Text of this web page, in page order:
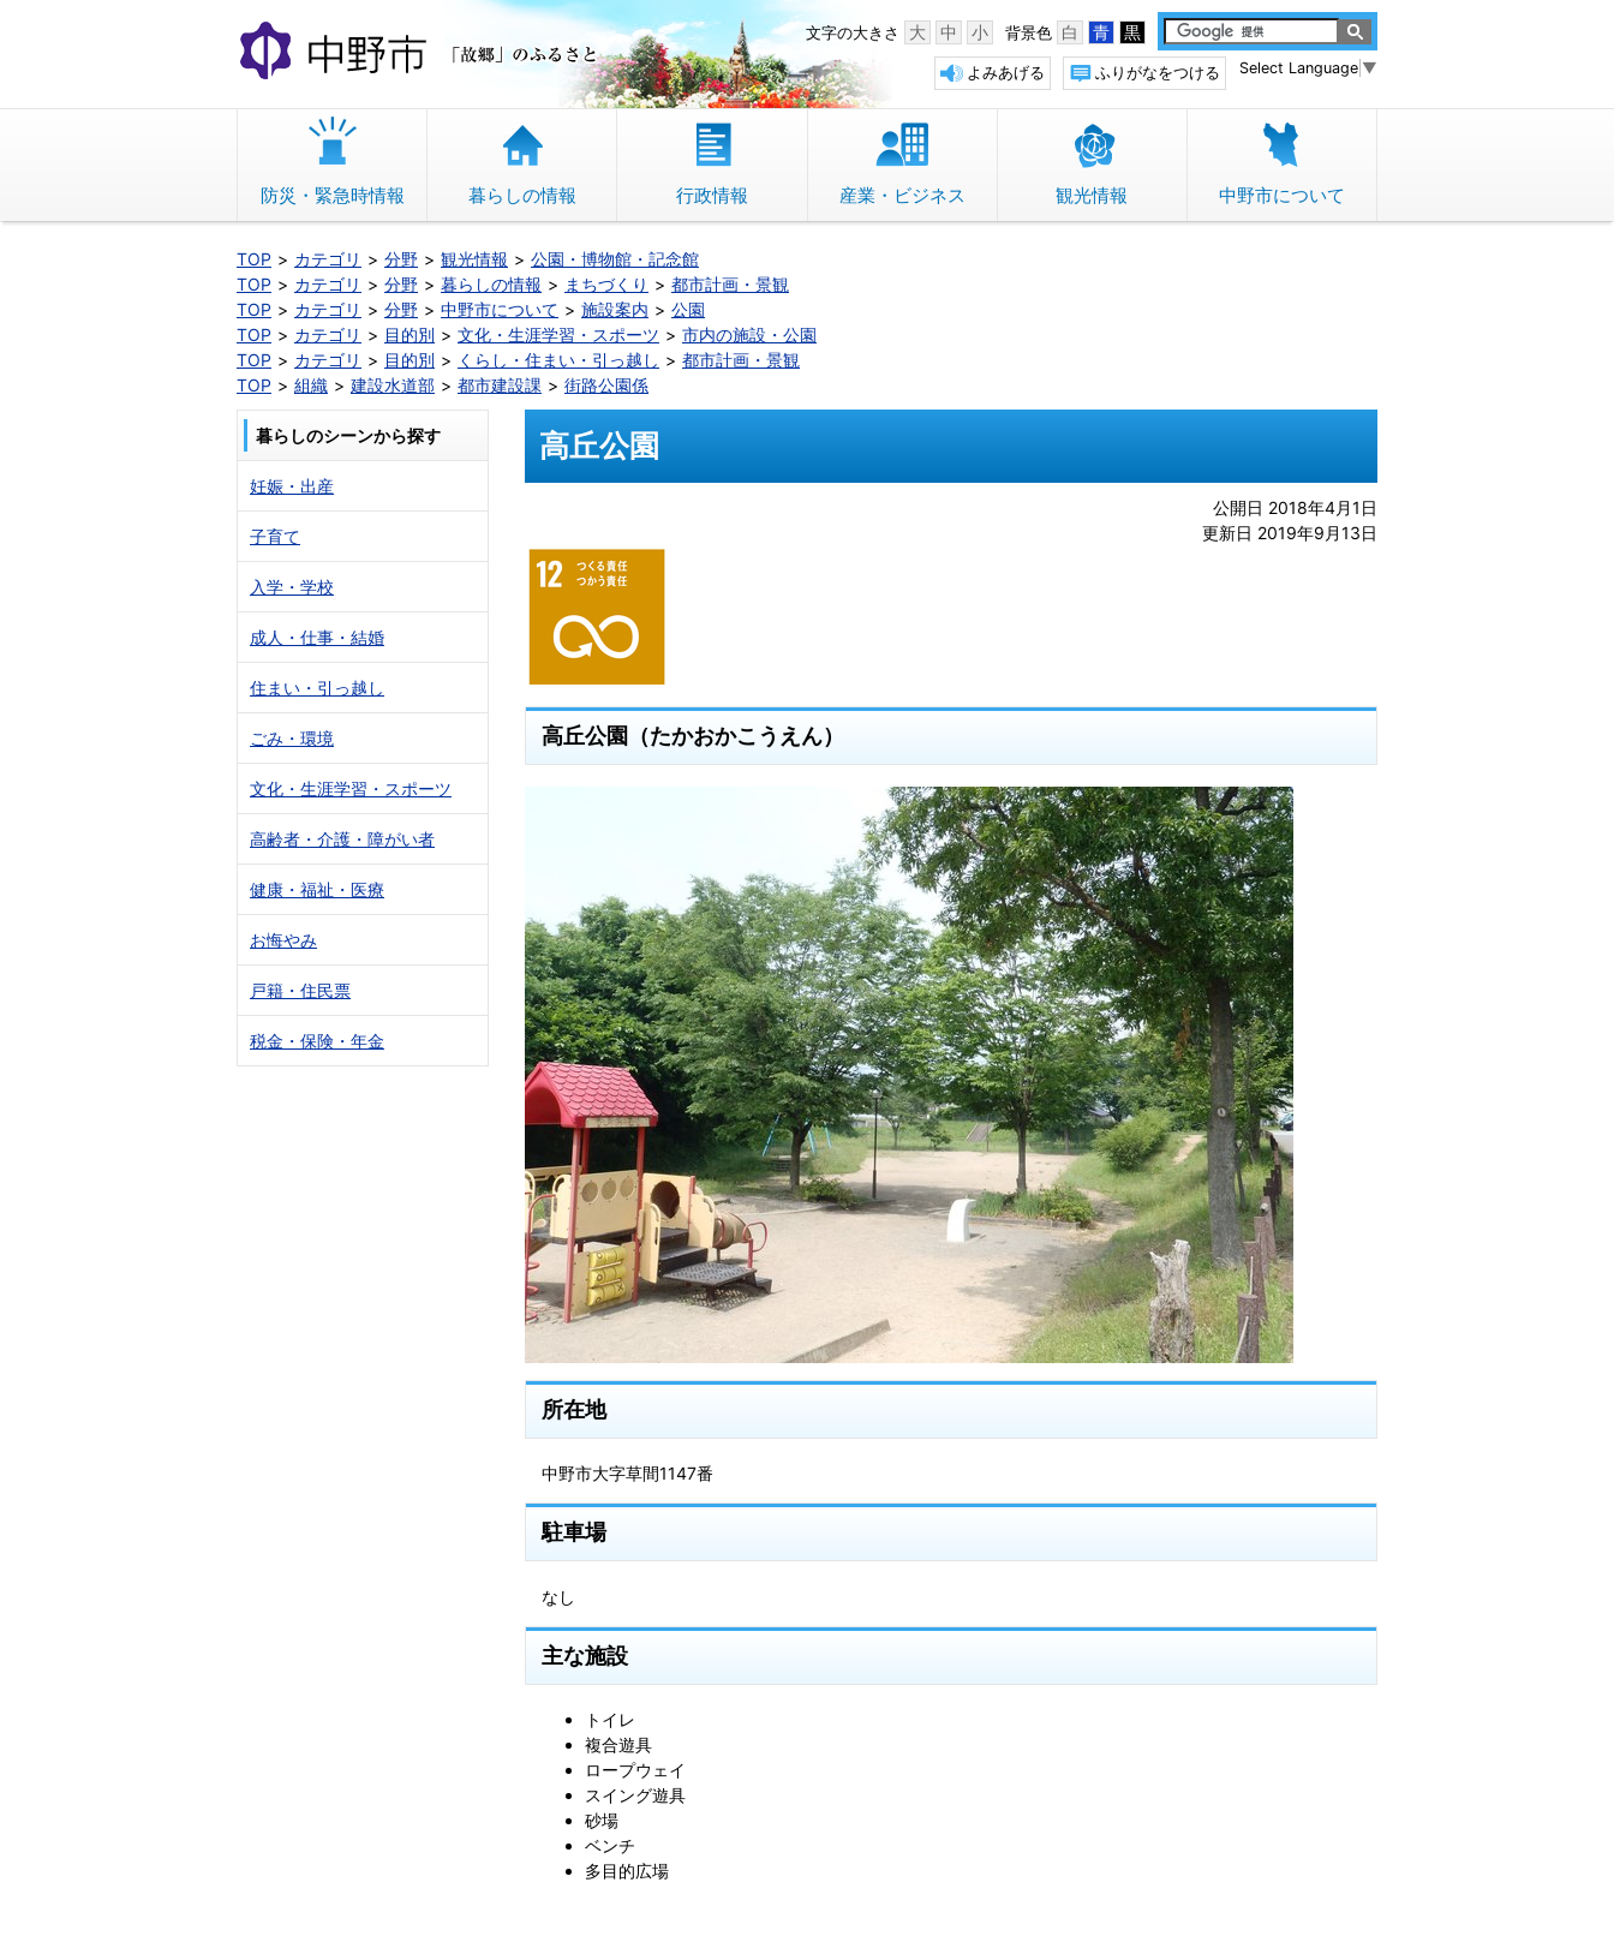
文
へ
動
中野市 「故郷」のふるさと 背景色 白 青 黒
文字の大きさ 大 中 小
Select Language ▼
ふりがなをつける
よみあげる
防災・緊急時情報 暮らしの情報 行政情報 産業・ビジネス 観光情報 中野市について
TOP カテゴリ 分野 観光情報
公園・博物館・記念館
TOP
カテゴリ 分野 暮らしの情報 まちづくり
都市計画・景観
TOP
カテゴリ 分野 中野市について 施設案内
公園
TOP
カテゴリ 目的別 文化・生涯学習・スポーツ
市内の施設・公園
TOP
カテゴリ 目的別 くらし・住まい・引っ越し
都市計画・景観
TOP
組織 建設水道部 都市建設課 街路公園係
高丘公園
公開日 2018年4月1日
更新日 2019年9月13日
高丘公園（たかおかこうえん）
所在地
中野市大字草間1147番
駐車場
なし
主な施設
トイレ
複合遊具
ロープウェイ
スイング遊具
砂場
ベンチ
多目的広場
暮らしのシーンから探す
妊娠・出産
子育て
入学・学校
成人・仕事・結婚
住まい・引っ越し
ごみ・環境
文化・生涯学習・スポーツ
高齢者・介護・障がい者
健康・福祉・医療
お悔やみ
戸籍・住民票
税金・保険・年金